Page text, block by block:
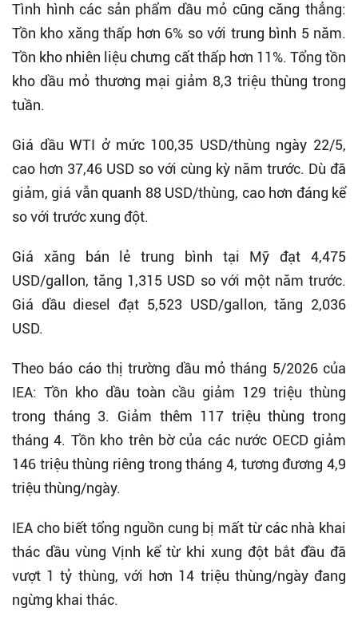
Tình hình các sản phẩm dầu mỏ cũng căng thẳng:
Tồn kho xăng thấp hơn 6% so với trung bình 5 năm.
Tồn kho nhiên liệu chưng cất thấp hơn 11%. Tổng tồn
kho dầu mỏ thương mại giảm 8,3 triệu thùng trong
tuần.
Giá dầu WTI ở mức 100,35 USD/thùng ngày 22/5,
cao hơn 37,46 USD so với cùng kỳ năm trước. Dù đã
giảm, giá vẫn quanh 88 USD/thùng, cao hơn đáng kể
so với trước xung đột.
Giá xăng bán lẻ trung bình tại Mỹ đạt 4,475
USD/gallon, tăng 1,315 USD so với một năm trước.
Giá dầu diesel đạt 5,523 USD/gallon, tăng 2,036
USD.
Theo báo cáo thị trường dầu mỏ tháng 5/2026 của
IEA: Tồn kho dầu toàn cầu giảm 129 triệu thùng
trong tháng 3. Giảm thêm 117 triệu thùng trong
tháng 4. Tồn kho trên bờ của các nước OECD giảm
146 triệu thùng riêng trong tháng 4, tương đương 4,9
triệu thùng/ngày.
IEA cho biết tổng nguồn cung bị mất từ các nhà khai
thác dầu vùng Vịnh kể từ khi xung đột bắt đầu đã
vượt 1 tỷ thùng, với hơn 14 triệu thùng/ngày đang
ngừng khai thác.